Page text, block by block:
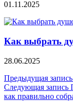
01.11.2025
Как выбрать
28.06.2025
Навигация
по
Предыдущая запись
Следующая запись
как правильно